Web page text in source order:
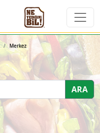
Subway Sandviçleri
Merkez
ARA